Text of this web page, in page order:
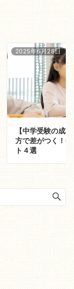
2025年6月28日
【中学受験の成
方で差がつく！
ト４選